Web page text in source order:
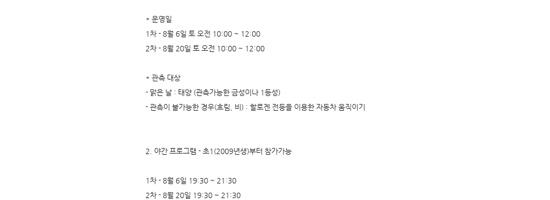
* 운영일
1차 - 8월 6일 토 오전 10:00 ~ 12:00
2차 - 8월 20일 토 오전 10:00 ~ 12:00
* 관측 대상
- 맑은 날 : 태양 (관측가능한 금성이나 1등성)
- 관측이 불가능한 경우(흐림, 비) : 할로겐 전등을 이용한 자동차 움직이기
2. 야간 프로그램 - 초1(2009년생)부터 참가가능
1차 - 8월 6일 19:30 ~ 21:30
2차 - 8월 20일 19:30 ~ 21:30